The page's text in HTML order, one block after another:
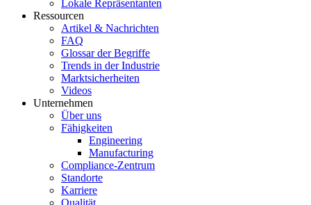
Lokale Repräsentanten
Ressourcen
Artikel & Nachrichten
FAQ
Glossar der Begriffe
Trends in der Industrie
Marktsicherheiten
Videos
Unternehmen
Über uns
Fähigkeiten
Engineering
Manufacturing
Compliance-Zentrum
Standorte
Karriere